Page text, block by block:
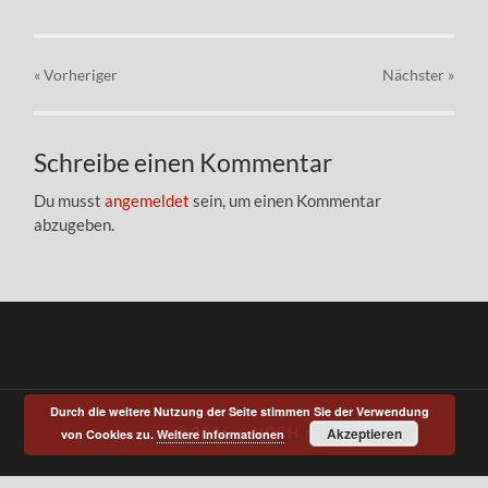
« Vorheriger Nächster »
Schreibe einen Kommentar
Du musstangemeldet sein, um einen Kommentar
abzugeben.
© 2026—HOCH ↑
Durch die weitere Nutzung der Seite stimmen Sie der Verwendung
von Cookies zu.Weitere Informationen Akzeptieren